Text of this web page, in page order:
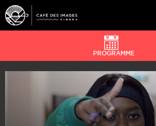
À L’AFFICHE
ÉVÉNEMENTS
CAFÉ DU CINÉ
PRATIQUE
PROGRAMME